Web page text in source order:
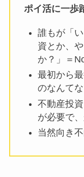
ポイ活に一歩
誰もが「
資とか、
か？」＝
最初から
のなんて
不動産投
が必要で
当然向き